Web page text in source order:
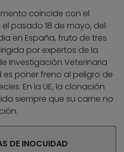
coincide con el
pasado 18 de mayo, del
en España, fruto de tres
por expertos de la
Investigación Veterinaria
poner freno al peligro de
En la UE, la clonación
siempre que su carne no
DE INOCUIDAD